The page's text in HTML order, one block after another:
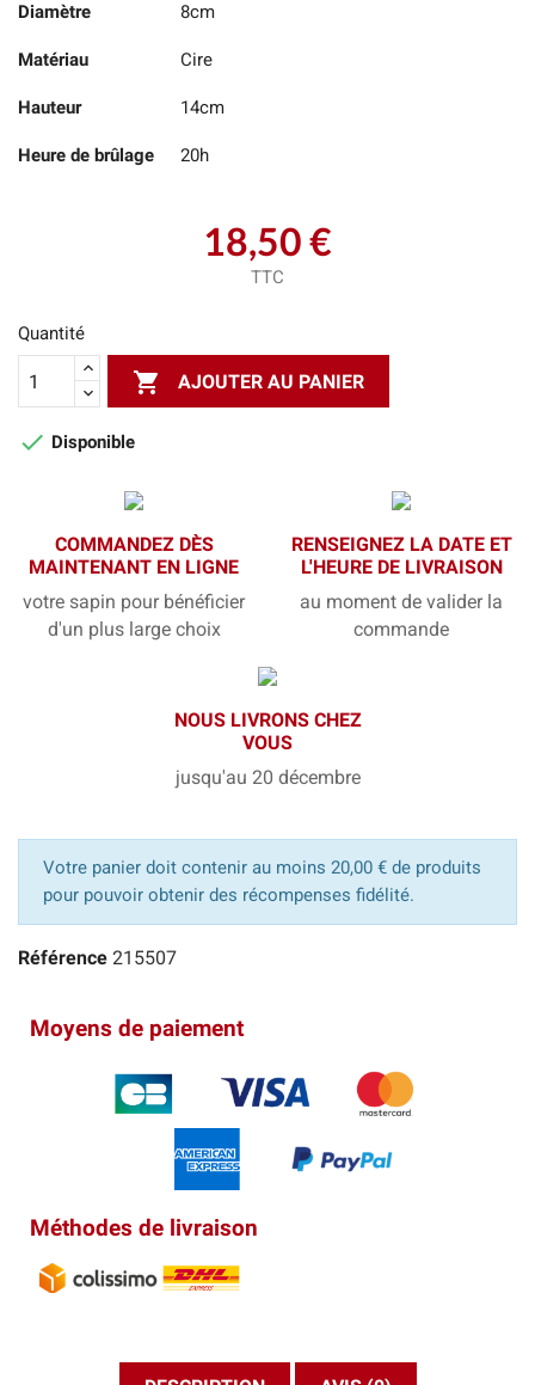
Diamètre 8cm
Matériau Cire
Hauteur 14cm
Heure de brûlage 20h
18,50 €
TTC
Quantité
 AJOUTER AU PANIER
 Disponible
COMMANDEZ DÈS
MAINTENANT EN LIGNE
votre sapin pour bénéficier
d'un plus large choix
RENSEIGNEZ LA DATE ET
L'HEURE DE LIVRAISON
au moment de valider la
commande
NOUS LIVRONS CHEZ
VOUS
jusqu'au 20 décembre
Votre panier doit contenir au moins 20,00 € de produits
pour pouvoir obtenir des récompenses fidélité.
Référence 215507
Moyens de paiement
Méthodes de livraison